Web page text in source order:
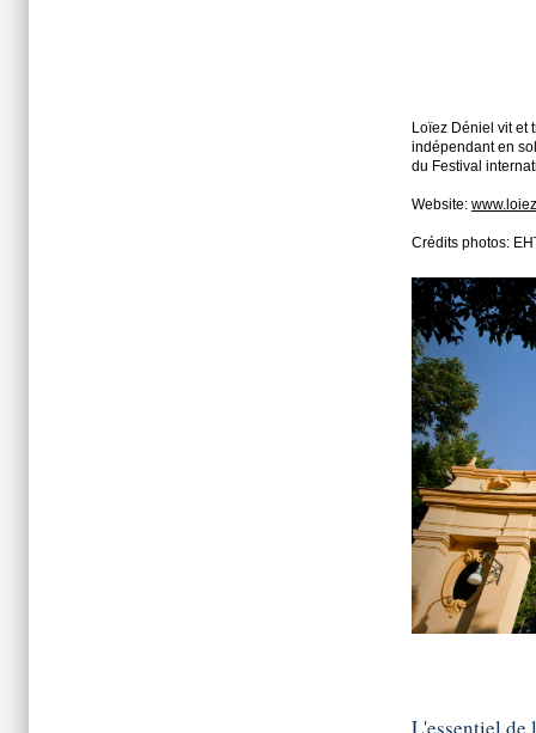
Loïez Déniel vit et
indépendant en
du Festival
Website:
Crédits photos: